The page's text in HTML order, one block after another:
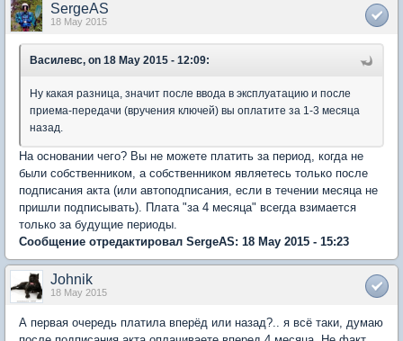
SergeAS
18 May 2015
Василевс, on 18 May 2015 - 12:09:
Ну какая разница, значит после ввода в эксплуатацию и после
приема-передачи (вручения ключей) вы оплатите за 1-3 месяца
назад.
На основании чего? Вы не можете платить за период, когда не
были собственником, а собственником являетесь только после
подписания акта (или автоподписания, если в течении месяца не
пришли подписывать). Плата "за 4 месяца" всегда взимается
только за будущие периоды.
Сообщение отредактировал SergeAS: 18 May 2015 - 15:23
Johnik
18 May 2015
А первая очередь платила вперёд или назад?.. я всё таки, думаю